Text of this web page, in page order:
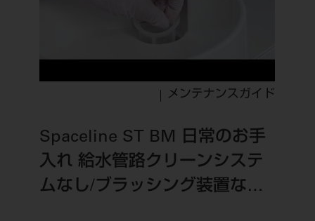
メンテナンスガイド
Spaceline ST BM 日常のお手
入れ 給水管路クリーンシステ
ムなし/ブラッシング装置なし